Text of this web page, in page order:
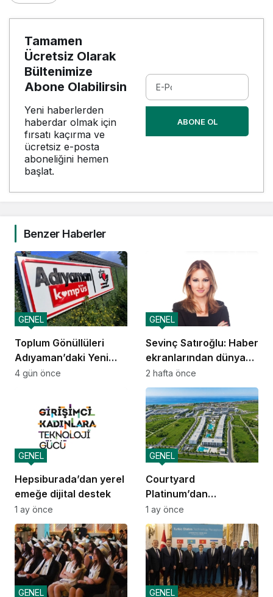
Tamamen
Ücretsiz Olarak
Bültenimize
Abone Olabilirsin
Yeni haberlerden
haberdar olmak için
fırsatı kaçırma ve
ücretsiz e-posta
aboneliğini hemen
başlat.
ABONE OL
Benzer Haberler
Toplum Gönüllüleri
Adıyaman’daki Yeni
Kamp’üs’te yılda 2.000
GENEL
4 gün önce
Sevinç Satıroğlu: Haber
ekranlarından dünya
sahnelerine taşınan
güven
GENEL
2 hafta önce
Hepsiburada’dan yerel
emeğe dijital destek
GENEL
1 ay önce
Courtyard
Platinum’dan
yatırımcılara 10 yıllık
amortisman güvencesi
GENEL
1 ay önce
GENEL GENEL